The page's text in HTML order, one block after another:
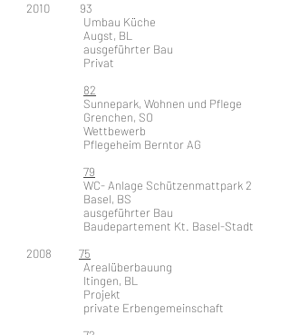
2010 93
Umbau Küche
Augst, BL
ausgeführter Bau
Privat
82
Sunnepark, Wohnen und Pflege
Grenchen, SO
Wettbewerb
Pflegeheim Berntor AG
79
WC- Anlage Schützenmattpark 2
Basel, BS
ausgeführter Bau
Baudepartement Kt. Basel-Stadt
2008 75
Arealüberbauung
Itingen, BL
Projekt
private Erbengemeinschaft